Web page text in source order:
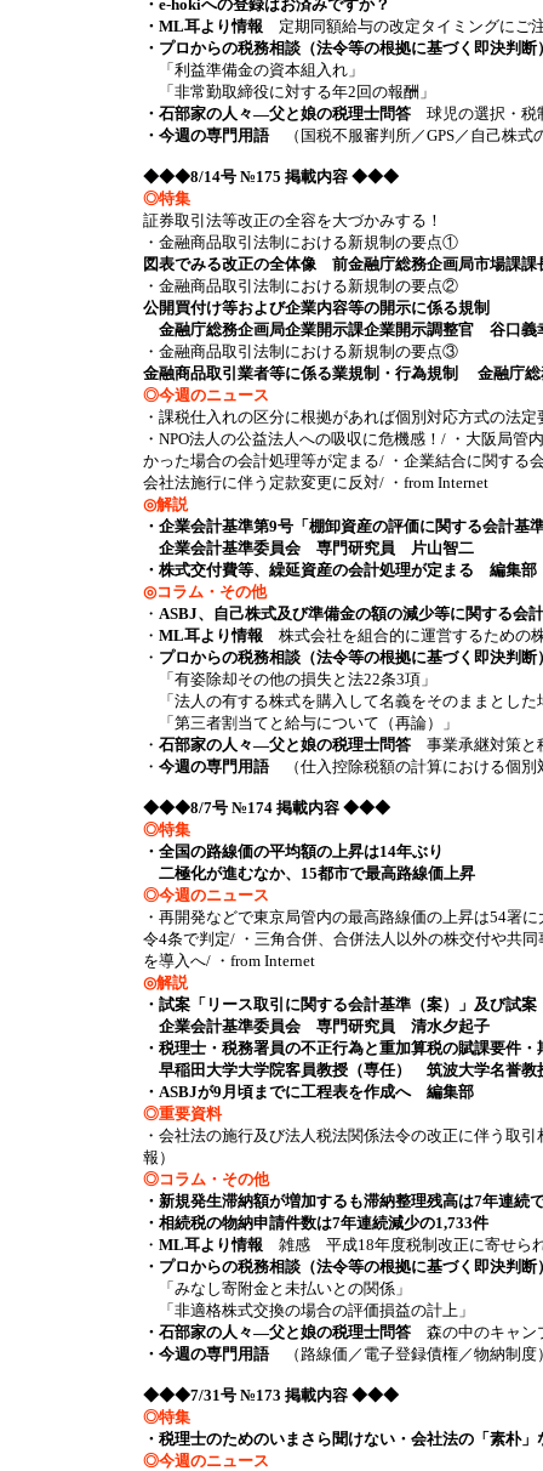
・e-hokiへの登録はお済みですか？
・ML耳より情報 定期同額給与の改定タイミングに
・プロからの税務相談（法令等の根拠に基づく即決判断
「利益準備金の資本組入れ」
「非常勤取締役に対する年2回の報酬」
・石部家の人々―父と娘の税理士問答 球児の選択・税
・今週の専門用語（国税不服審判所／GPS／自己株式
◆◆◆8/14号 №175 掲載内容 ◆◆◆
◎特集
証券取引法等改正の全容を大づかみする！
・金融商品取引法制における新規制の要点①
図表でみる改正の全体像 前金融庁総務企画局市場課
・金融商品取引法制における新規制の要点②
公開買付け等および企業内容等の開示に係る規制
金融庁総務企画局企業開示課企業開示調整官 谷口
・金融商品取引法制における新規制の要点③
金融商品取引業者等に係る業規制・行為規制 金融庁
◎今週のニュース
・課税仕入れの区分に根拠があれば個別対応方式の法
・NPO法人の公益法人への吸収に危機感！/ ・大阪局
かった場合の会計処理等が定まる/ ・企業結合に関する
会社法施行に伴う定款変更に反対/ ・from Internet
◎解説
・企業会計基準第9号「棚卸資産の評価に関する会計基
企業会計基準委員会 専門研究員 片山智二
・株式交付費等、繰延資産の会計処理が定まる 編集部
◎コラム・その他
・ ASBJ、自己株式及び準備金の額の減少等に関する会
・ ML耳より情報 株式会社を組合的に運営するため
・ プロからの税務相談（法令等の根拠に基づく即決判断
「有姿除却その他の損失と法22条3項」
「法人の有する株式を購入して名義をそのままとした
「第三者割当てと給与について（再論）」
・ 石部家の人々―父と娘の税理士問答 事業承継対策と
・ 今週の専門用語（仕入控除税額の計算における個別
◆◆◆8/7号 №174 掲載内容 ◆◆◆
◎特集
・全国の路線価の平均額の上昇は14年ぶり
二極化が進むなか、15都市で最高路線価上昇
◎今週のニュース
・再開発などで東京局管内の最高路線価の上昇は54署
令4条で判定/ ・三角合併、合併法人以外の株交付や共
を導入へ/ ・from Internet
◎解説
・試案「リース取引に関する会計基準（案）」及び試
企業会計基準委員会 専門研究員 清水夕起子
・税理士・税務署員の不正行為と重加算税の賦課要件・
早稲田大学大学院客員教授（専任） 筑波大学名誉
・ASBJが9月頃までに工程表を作成へ 編集部
◎重要資料
・会社法の施行及び法人税法関係法令の改正に伴う取
報）
◎コラム・その他
・新規発生滞納額が増加するも滞納整理残高は7年連続
・相続税の物納申請件数は7年連続減少の1,733件
・ ML耳より情報 雑感 平成18年度税制改正に寄せら
・プロからの税務相談（法令等の根拠に基づく即決判
「みなし寄附金と未払いとの関係」
「非適格株式交換の場合の評価損益の計上」
・石部家の人々―父と娘の税理士問答 森の中のキャン
・今週の専門用語
（路線価／電子登録債権／物納制度
◆◆◆7/31号 №173 掲載内容 ◆◆◆
◎特集
・税理士のためのいまさら聞けない・会社法の「素朴」
◎今週のニュース